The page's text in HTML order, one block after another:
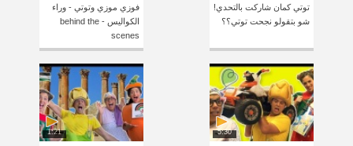
توتي كمان شاركت بالتحدي!
شو بتقولو نجحت توتي؟؟
فوزي موزي وتوتي - وراء
الكواليس - behind the
scenes
5:30
1:21